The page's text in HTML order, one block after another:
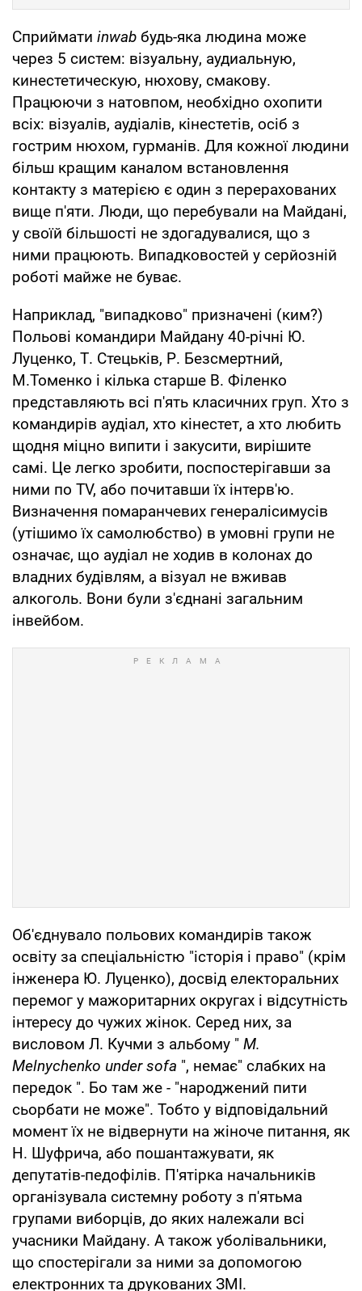
Сприймати inwab будь-яка людина може
через 5 систем: візуальну, аудиальную,
кинестетическую, нюхову, смакову.
Працюючи з натовпом, необхідно охопити
всіх: візуалів, аудіалів, кінестетів, осіб з
гострим нюхом, гурманів. Для кожної людини
більш кращим каналом встановлення
контакту з матерією є один з перерахованих
вище п'яти. Люди, що перебували на Майдані,
у своїй більшості не здогадувалися, що з
ними працюють. Випадковостей у серйозній
роботі майже не буває.
Наприклад, "випадково" призначені (ким?)
Польові командири Майдану 40-річні Ю.
Луценко, Т. Стецьків, Р. Безсмертний,
М.Томенко і кілька старше В. Філенко
представляють всі п'ять класичних груп. Хто з
командирів аудіал, хто кінестет, а хто любить
щодня міцно випити і закусити, вирішите
самі. Це легко зробити, поспостерігавши за
ними по TV, або почитавши їх інтерв'ю.
Визначення помаранчевих генералісимусів
(утішимо їх самолюбство) в умовні групи не
означає, що аудіал не ходив в колонах до
владних будівлям, а візуал не вживав
алкоголь. Вони були з'єднані загальним
інвейбом.
Об'єднувало польових командирів також
освіту за спеціальністю "історія і право" (крім
інженера Ю. Луценко), досвід електоральних
перемог у мажоритарних округах і відсутність
інтересу до чужих жінок. Серед них, за
висловом Л. Кучми з альбому " M.
Melnychenko under sofa ", немає" слабких на
передок ". Бо там же - "народжений пити
сьорбати не може". Тобто у відповідальний
момент їх не відвернути на жіноче питання, як
Н. Шуфрича, або пошантажувати, як
депутатів-педофілів. П'ятірка начальників
організувала системну роботу з п'ятьма
групами виборців, до яких належали всі
учасники Майдану. А також уболівальники,
що спостерігали за ними за допомогою
електронних та друкованих ЗМІ.